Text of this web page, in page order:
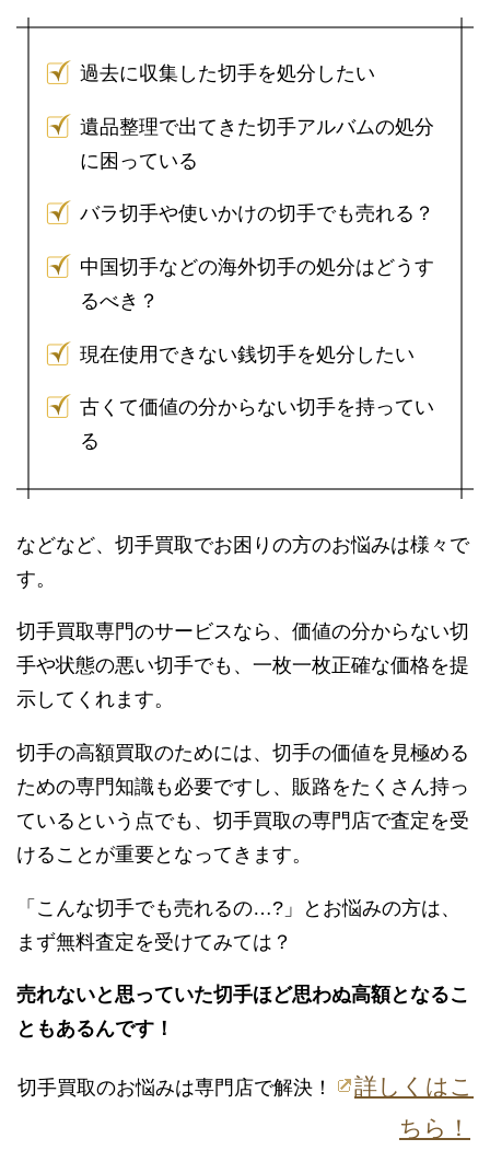
過去に収集した切手を処分したい
遺品整理で出てきた切手アルバムの処分
に困っている
バラ切手や使いかけの切手でも売れる？
中国切手などの海外切手の処分はどうす
るべき？
現在使用できない銭切手を処分したい
古くて価値の分からない切手を持ってい
る
などなど、切手買取でお困りの方のお悩みは様々で
す。
切手買取専門のサービスなら、価値の分からない切
手や状態の悪い切手でも、一枚一枚正確な価格を提
示してくれます。
切手の高額買取のためには、切手の価値を見極める
ための専門知識も必要ですし、販路をたくさん持っ
ているという点でも、切手買取の専門店で査定を受
けることが重要となってきます。
「こんな切手でも売れるの…?」とお悩みの方は、
まず無料査定を受けてみては？
売れないと思っていた切手ほど思わぬ高額となるこ
ともあるんです！
切手買取のお悩みは専門店で解決！
詳しくはこ
ちら！